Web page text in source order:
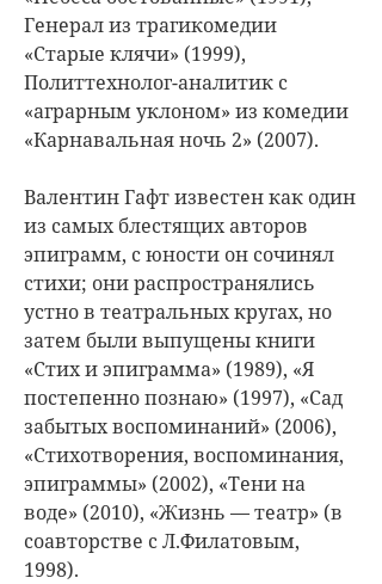
Генерал из трагикомедии
«Старые клячи» (1999),
Политтехнолог-аналитик с
«аграрным уклоном» из комедии
«Карнавальная ночь 2» (2007).
Валентин Гафт известен как один
из самых блестящих авторов
эпиграмм, с юности он сочинял
стихи; они распространялись
устно в театральных кругах, но
затем были выпущены книги
«Стих и эпиграмма» (1989), «Я
постепенно познаю» (1997), «Сад
забытых воспоминаний» (2006),
«Стихотворения, воспоминания,
эпиграммы» (2002), «Тени на
воде» (2010), «Жизнь — театр» (в
соавторстве с Л.Филатовым,
1998).